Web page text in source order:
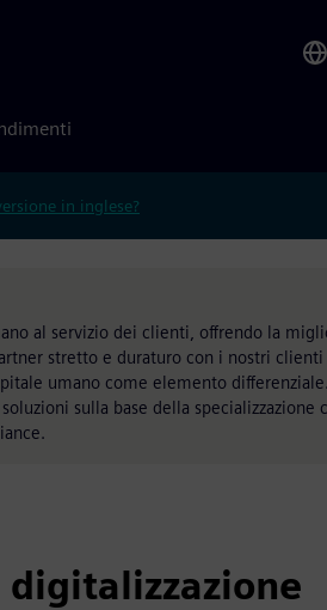
in inglese?
al servizio dei clienti, offrendo la
stretto e duraturo con i nostri clienti
umano come elemento
sulla base della specializzazione
digitalizzazione